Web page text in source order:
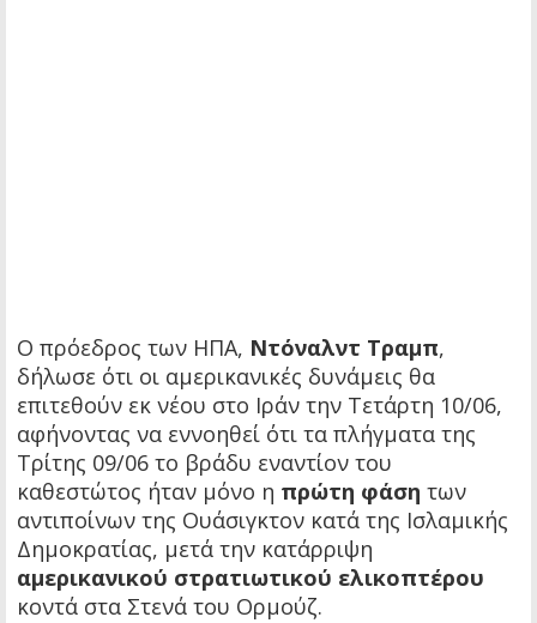
Ο πρόεδρος των ΗΠΑ, Ντόναλντ Τραμπ,
δήλωσε ότι οι αμερικανικές δυνάμεις θα
επιτεθούν εκ νέου στο Ιράν την Τετάρτη 10/06,
αφήνοντας να εννοηθεί ότι τα πλήγματα της
Τρίτης 09/06 το βράδυ εναντίον του
καθεστώτος ήταν μόνο η πρώτη φάση των
αντιποίνων της Ουάσιγκτον κατά της Ισλαμικής
Δημοκρατίας, μετά την κατάρριψη
αμερικανικού στρατιωτικού ελικοπτέρου
κοντά στα Στενά του Ορμούζ.